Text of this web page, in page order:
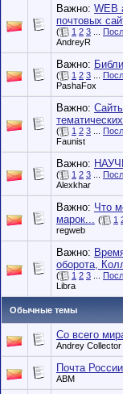
Важно: WEB
почтовых
( 1 2 3
AndreyR
Важно:
( 1 2 3
PashaFox
Важно:
( 1 2 3
Faunist
Важно:
( 1 2 3
Alexkhar
Важно: Что
марок... ( 1
regweb
Важно:
оборота,
( 1 2 3
Libra
Обычные темы
Со всего
Andrey Collector
Почта
АВМ